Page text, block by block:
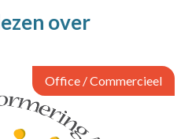
over
Office / Commercieel